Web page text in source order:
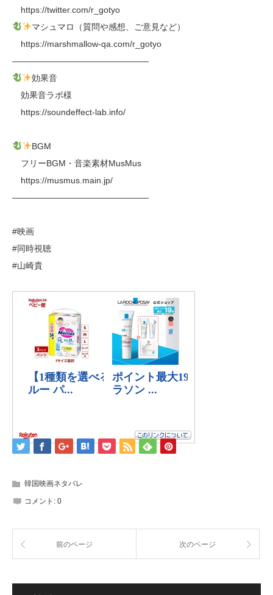
https://twitter.com/r_gotyo
マシュマロ（質問や感想、ご意見など）
https://marshmallow-qa.com/r_gotyo
————————————————
効果音
効果音ラボ様
https://soundeffect-lab.info/
BGM
フリーBGM・音楽素材MusMus
https://musmus.main.jp/
————————————————
#映画
#同時視聴
#山崎貴
韓国映画ネタバレ
コメント: 0
前のページ 次のページ